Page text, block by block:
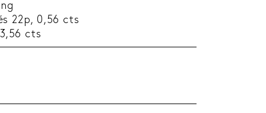
22p, 0,56 cts
cts